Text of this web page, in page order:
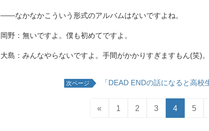
――なかなかこういう形式のアルバムはないですよね。
岡野：無いですよ。僕も初めてですよ。
大島：みんなやらないですよ。手間がかかりすぎますもん(笑)。
次ページ 「DEAD ENDの話になると高校
« 1 2 3 4 5